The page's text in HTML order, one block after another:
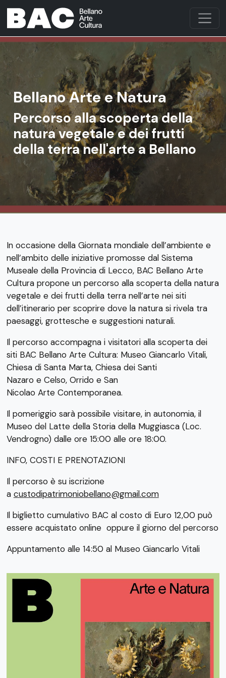
Bellano Arte e Natura
Percorso alla scoperta della
natura vegetale e dei frutti
della terra nell'arte a Bellano
In occasione della Giornata mondiale dell’ambiente e
nell’ambito delle iniziative promosse dal Sistema
Museale della Provincia di Lecco, BAC Bellano Arte
Cultura propone un percorso alla scoperta della natura
vegetale e dei frutti della terra nell’arte nei siti
dell’itinerario per scoprire dove la natura si rivela tra
paesaggi, grottesche e suggestioni naturali.
Il percorso accompagna i visitatori alla scoperta dei
siti BAC Bellano Arte Cultura: Museo Giancarlo Vitali,
Chiesa di Santa Marta, Chiesa dei Santi
Nazaro e Celso, Orrido e San
Nicolao Arte Contemporanea.
Il pomeriggio sarà possibile visitare, in autonomia, il
Museo del Latte della Storia della Muggiasca (Loc.
Vendrogno) dalle ore 15:00 alle ore 18:00.
INFO, COSTI E PRENOTAZIONI
Il percorso è su iscrizione
a custodipatrimoniobellano@gmail.com
Il biglietto cumulativo BAC al costo di Euro 12,00 può
essere acquistato online oppure il giorno del percorso
Appuntamento alle 14:50 al Museo Giancarlo Vitali